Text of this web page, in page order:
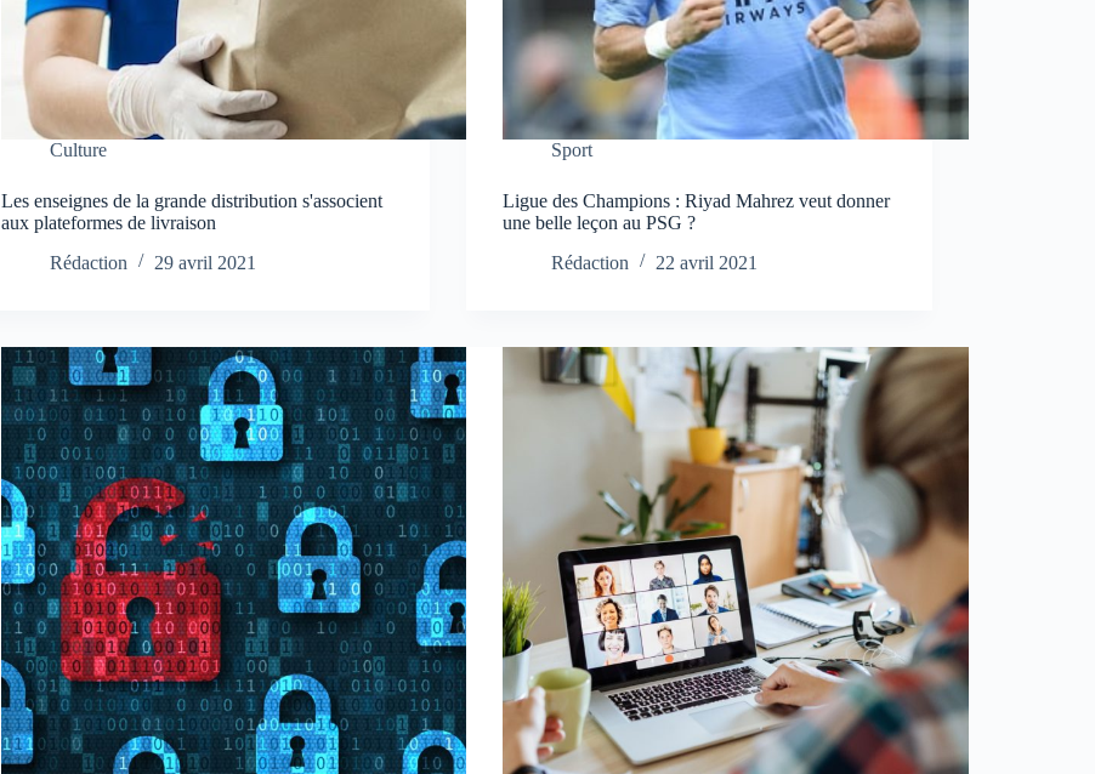
Culture
Les enseignes de la grande distribution s'associent
aux plateformes de livraison
Rédaction
29 avril 2021
Sport
Ligue des Champions : Riyad Mahrez veut donner
une belle leçon au PSG ?
Rédaction
22 avril 2021